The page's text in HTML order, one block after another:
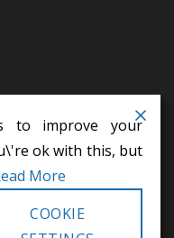
to improve your
ok with this, but
More
COOKIE